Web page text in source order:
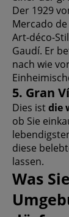
Der 1929
Mercado
Art-déco-
Gaudí. Er
nach wie
5. Gran
Dies istdie
ob Sie
diese
lassen.
Was